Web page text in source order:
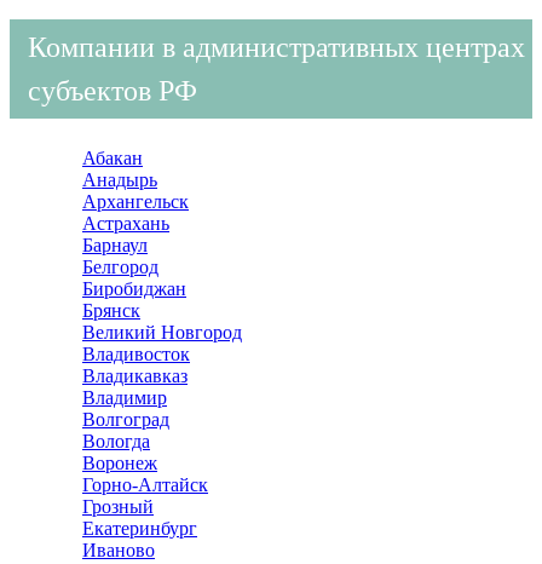
Компании в административных центрах
субъектов РФ
Абакан
Анадырь
Архангельск
Астрахань
Барнаул
Белгород
Биробиджан
Брянск
Великий Новгород
Владивосток
Владикавказ
Владимир
Волгоград
Вологда
Воронеж
Горно-Алтайск
Грозный
Екатеринбург
Иваново